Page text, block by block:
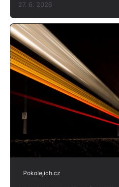
27. 6. 2026
Pokolejich.cz